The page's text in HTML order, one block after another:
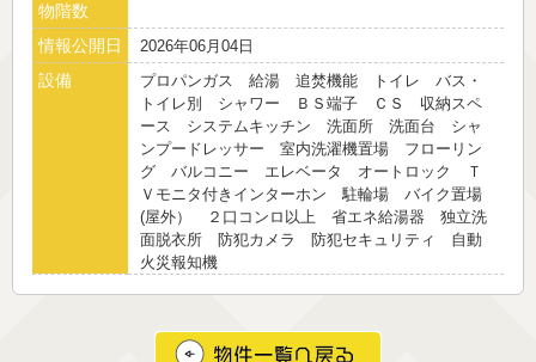
物階数
情報公開日 2026年06月04日
設備
プロパンガス 給湯 追焚機能 トイレ バス・
トイレ別 シャワー ＢＳ端子 ＣＳ 収納スペ
ース システムキッチン 洗面所 洗面台 シャ
ンプードレッサー 室内洗濯機置場 フローリン
グ バルコニー エレベータ オートロック Ｔ
Ｖモニタ付きインターホン 駐輪場 バイク置場
(屋外） ２口コンロ以上 省エネ給湯器 独立洗
面脱衣所 防犯カメラ 防犯セキュリティ 自動
火災報知機